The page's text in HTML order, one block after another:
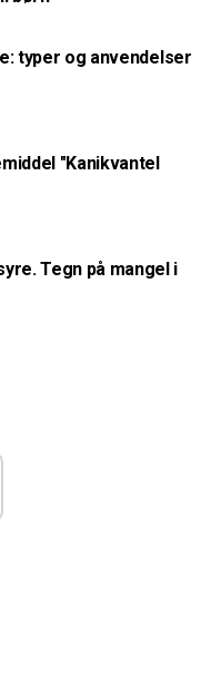
typer og anvendelser
"Kanikvantel
Tegn på mangel i